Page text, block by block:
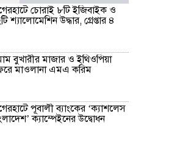
চোরাই ৮টি ইজিবাইক ও
শ্যালোমেশিন উদ্ধার, গ্রেপ্তার ৪
বুখারীর মাজার ও ইথিওপিয়া
মাওলানা এমএ করিম
পূবালী ব্যাংকের ‘ক্যাশলেস
ক্যাম্পেইনের উদ্বোধন